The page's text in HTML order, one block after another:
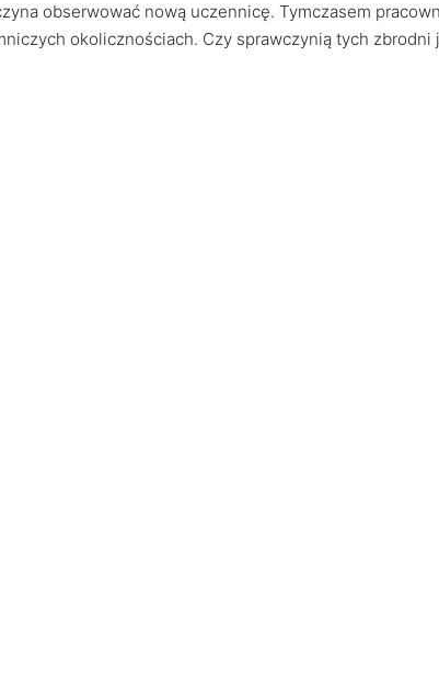
obserwować nową uczennicę. Tymczasem
okolicznościach. Czy sprawczynią tych zbrodni